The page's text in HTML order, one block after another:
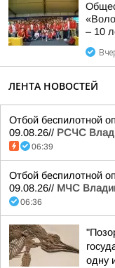
– 10
ЛЕНТА НОВОСТЕЙ
Отбой беспилотной
09.08.26// РСЧС
06:39
Отбой беспилотной
09.08.26// МЧС
06:36
одну